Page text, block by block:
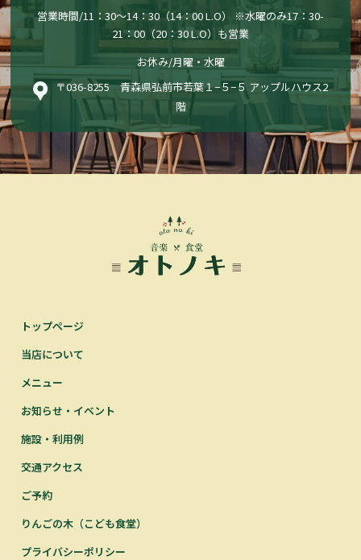
営業時間/11：30〜14：30（14：00 L.O） ※水曜のみ17：30-
21：00（20：30 L.O）も営業
お休み/月曜・水曜
〒036-8255 青森県弘前市若葉１−５−５ アップルハウス2
階
トップページ
当店について
メニュー
お知らせ・イベント
施設・利用例
交通アクセス
ご予約
りんごの木（こども食堂）
プライバシーポリシー